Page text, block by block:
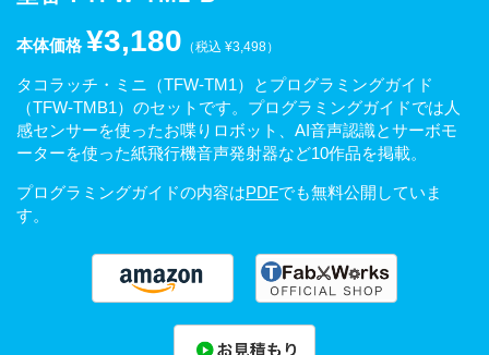
本体価格¥3,180 （税込 ¥3,498）
タコラッチ・ミニ（TFW-TM1）とプログラミングガイド
（TFW-TMB1）のセットです。プログラミングガイドでは人
感センサーを使ったお喋りロボット、AI音声認識とサーボモ
ーターを使った紙飛行機音声発射器など10作品を掲載。
プログラミングガイドの内容はPDFでも無料公開していま
す。